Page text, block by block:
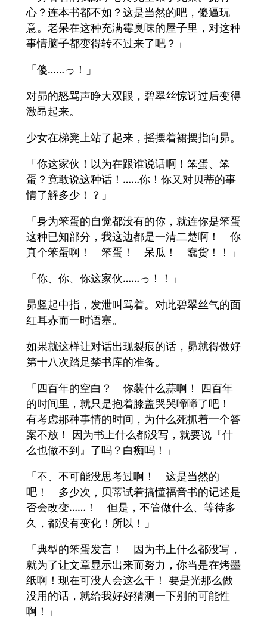
心？连本书都不如？这是当然的吧，傻逼玩
意。老呆在这种充满霉臭味的屋子里，对这种
事情脑子都变得转不过来了吧？」
「傻……っ！」
对昴的怒骂声睁大双眼，碧翠丝惊讶过后变得
激昂起来。
少女在梯凳上站了起来，摇摆着裙摆指向昴。
「你这家伙！以为在跟谁说话啊！笨蛋、笨
蛋？竟敢说这种话！……你！你又对贝蒂的事
情了解多少！？」
「身为笨蛋的自觉都没有的你，就连你是笨蛋
这种已知部分，我这边都是一清二楚啊！ 你
真个笨蛋啊！ 笨蛋！ 呆瓜！ 蠢货！！」
「你、你、你这家伙……っ！！」
昴竖起中指，发泄叫骂着。对此碧翠丝气的面
红耳赤而一时语塞。
如果就这样让对话出现裂痕的话，昴就得做好
第十八次踏足禁书库的准备。
「四百年的空白？ 你装什么蒜啊！ 四百年
的时间里，就只是抱着膝盖哭哭啼啼了吧！
有考虑那种事情的时间，为什么死抓着一个答
案不放！ 因为书上什么都没写，就要说『什
么也做不到』了吗？白痴吗！」
「不、不可能没思考过啊！ 这是当然的
吧！ 多少次，贝蒂试着搞懂福音书的记述是
否会改变……！ 但是，不管做什么、等待多
久，都没有变化！所以！」
「典型的笨蛋发言！ 因为书上什么都没写，
就为了让文章显示出来而努力，你当是在烤墨
纸啊！现在可没人会这么干！ 要是光那么做
没用的话，就给我好好猜测一下别的可能性
啊！」